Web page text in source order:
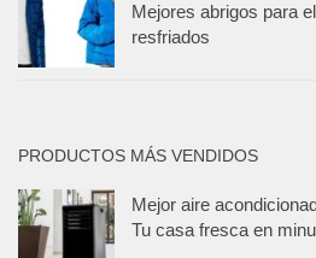
Mejores abrigos para
resfriados
PRODUCTOS MÁS VENDIDOS
Mejor aire
Tu casa fresca en